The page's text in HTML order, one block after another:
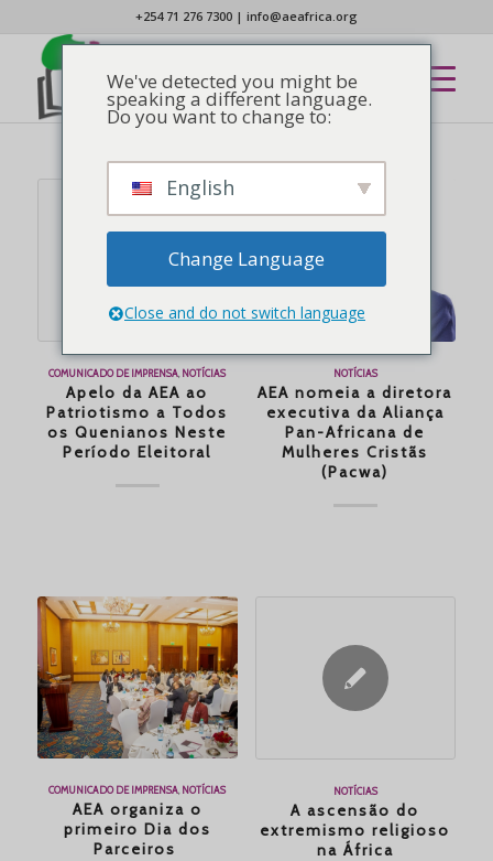
+254 71 276 7300| info@aeafrica.org
COMUNICADO DE IMPRENSA NOTÍCIAS
Apelo da AEA ao
Patriotismo a Todos
os Quenianos Neste
Período Eleitoral
NOTÍCIAS
AEA nomeia a diretora
executiva da Aliança
Pan-Africana de
Mulheres Cristãs
(Pacwa)
COMUNICADO DE IMPRENSA, NOTÍCIAS
AEA organiza o
primeiro Dia dos
Parceiros
NOTÍCIAS
A ascensão do
extremismo religioso
na África
We've detected you might be
speaking a different language.
Do you want to change to:
English
Change Language
Close and do not switch language